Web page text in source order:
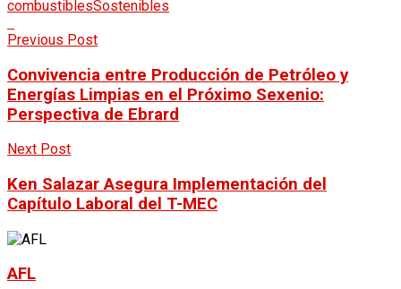
combustiblesSostenibles
Previous Post
Convivencia entre Producción de Petróleo y
Energías Limpias en el Próximo Sexenio:
Perspectiva de Ebrard
Next Post
Ken Salazar Asegura Implementación del
Capítulo Laboral del T-MEC
AFL